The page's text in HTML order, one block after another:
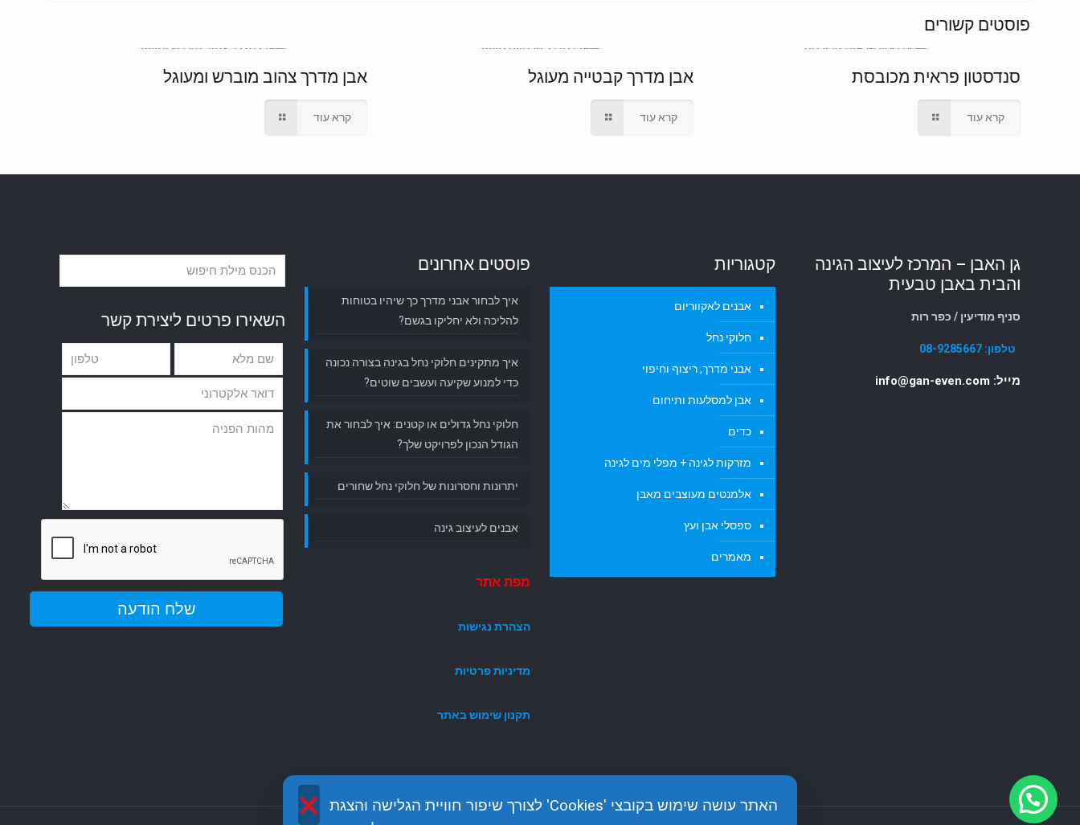
פוסטים קשורים
סנדסטון פראית מכובסת
קרא עוד
אבן מדרך קבטייה מעוגל
קרא עוד
אבן מדרך צהוב מוברש ומעוגל
קרא עוד
גן האבן – המרכז לעיצוב הגינה
והבית באבן טבעית
סניף מודיעין / כפר רות
טלפון:08-9285667
מייל: info@gan-even.com
קטגוריות
אבנים לאקווריום
חלוקי נחל
אבני מדרך, ריצוף וחיפוי
אבן למסלעות ותיחום
כדים
מזרקות לגינה + מפלי מים לגינה
אלמנטים מעוצבים מאבן
ספסלי אבן ועץ
מאמרים
פוסטים אחרונים
איך לבחור אבני מדרך כך שיהיו בטוחות
להליכה ולא יחליקו בגשם?
איך מתקינים חלוקי נחל בגינה בצורה נכונה
כדי למנוע שקיעה ועשבים שוטים?
חלוקי נחל גדולים או קטנים: איך לבחור את
הגודל הנכון לפרויקט שלך?
יתרונות וחסרונות של חלוקי נחל שחורים
אבנים לעיצוב גינה
מפת אתר
הצהרת נגישות
מדיניות פרטיות
תקנון שימוש באתר
השאירו פרטים ליצירת קשר
האתר עושה שימוש בקובצי 'Cookies' לצורך שיפור חוויית הגלישה והצגת
×